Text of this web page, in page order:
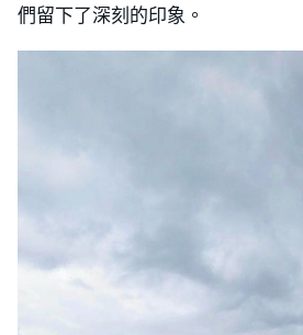
們留下了深刻的印象。